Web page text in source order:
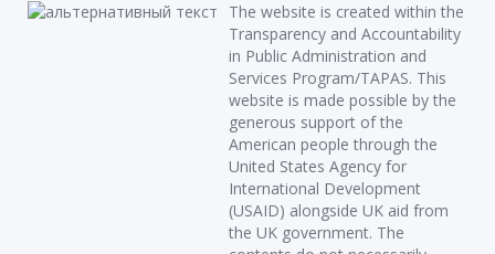
The website is created within the
Transparency and Accountability
in Public Administration and
Services Program/TAPAS. This
website is made possible by the
generous support of the
American people through the
United States Agency for
International Development
(USAID) alongside UK aid from
the UK government. The